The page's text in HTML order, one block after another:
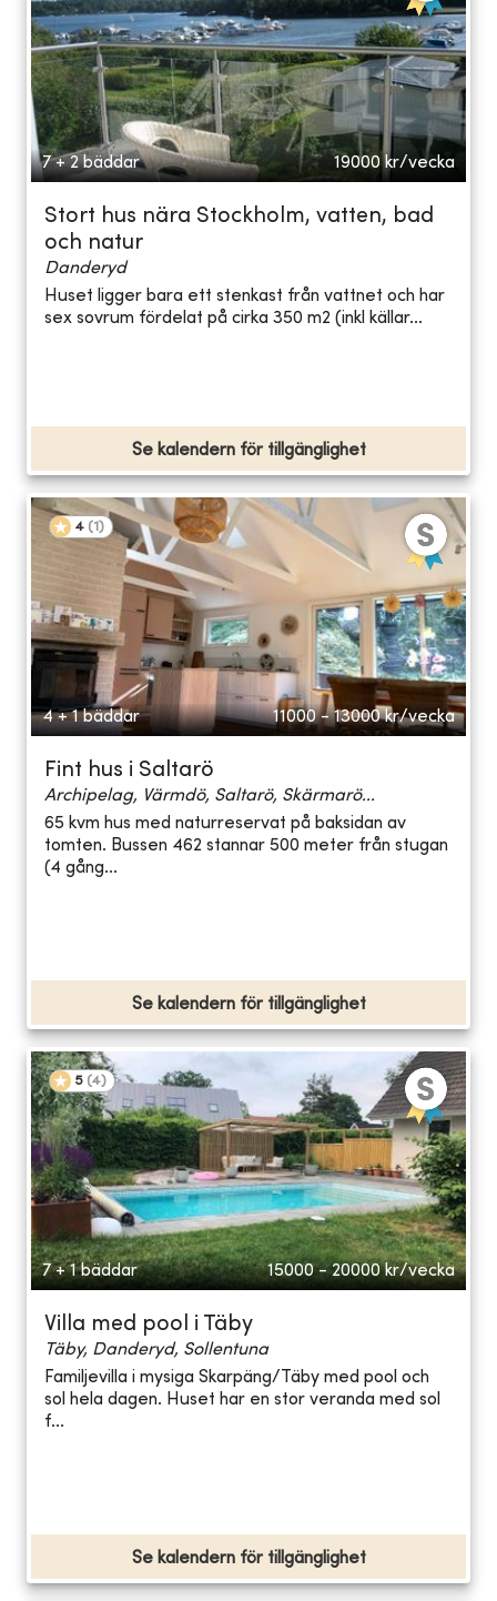
7 + 2 bäddar 19000 kr/vecka
Stort hus nära Stockholm, vatten, bad
och natur
Danderyd
Huset ligger bara ett stenkast från vattnet och har
sex sovrum fördelat på cirka 350 m2 (inkl källar...
Se kalendern för tillgänglighet
4 (1 )
4 + 1 bäddar 11000 - 13000 kr/vecka
Fint hus i Saltarö
Archipelag, Värmdö, Saltarö, Skärmarö...
65 kvm hus med naturreservat på baksidan av
tomten. Bussen 462 stannar 500 meter från stugan
(4 gång...
Se kalendern för tillgänglighet
5 (4)
7 + 1 bäddar 15000 - 20000 kr/vecka
Villa med pool i Täby
Täby, Danderyd, Sollentuna
Familjevilla i mysiga Skarpäng/Täby med pool och
sol hela dagen. Huset har en stor veranda med sol
f...
Se kalendern för tillgänglighet